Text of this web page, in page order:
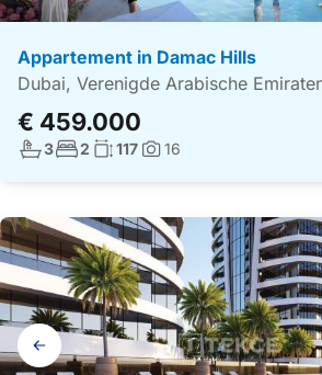
Appartement in Damac Hills
Dubai, Verenigde Arabische
€ 459.000
Aantal badkamers:
3Aantal slaapkamers:
2 Woonoppervlakte:
117 Foto's:
16
Galerij
navigatie